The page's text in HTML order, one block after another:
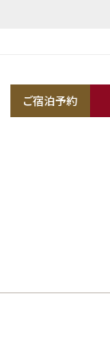
ご宿泊予約